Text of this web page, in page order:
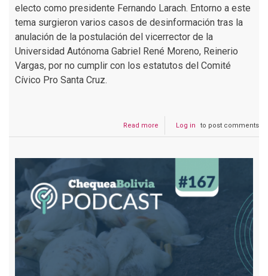
electo como presidente Fernando Larach. Entorno a este
tema surgieron varios casos de desinformación tras la
anulación de la postulación del vicerrector de la
Universidad Autónoma Gabriel René Moreno, Reinerio
Vargas, por no cumplir con los estatutos del Comité
Cívico Pro Santa Cruz.
Read more
Podcast
las
elecciones
Pro
Cruz
Log in to post comments